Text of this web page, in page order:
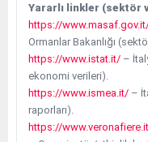
Yararlı linkler (sektör
https://
Ormanlar Bakanlığı
https://www.istat.it/ –
ekonomi verileri).
https://www.ismea.it/ –
raporları).
https://